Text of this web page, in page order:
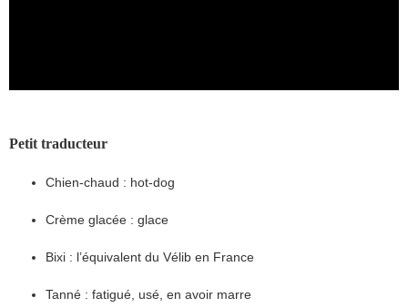
Petit traducteur
Chien-chaud : hot-dog
Crème glacée : glace
Bixi : l’équivalent du Vélib en France
Tanné : fatigué, usé, en avoir marre